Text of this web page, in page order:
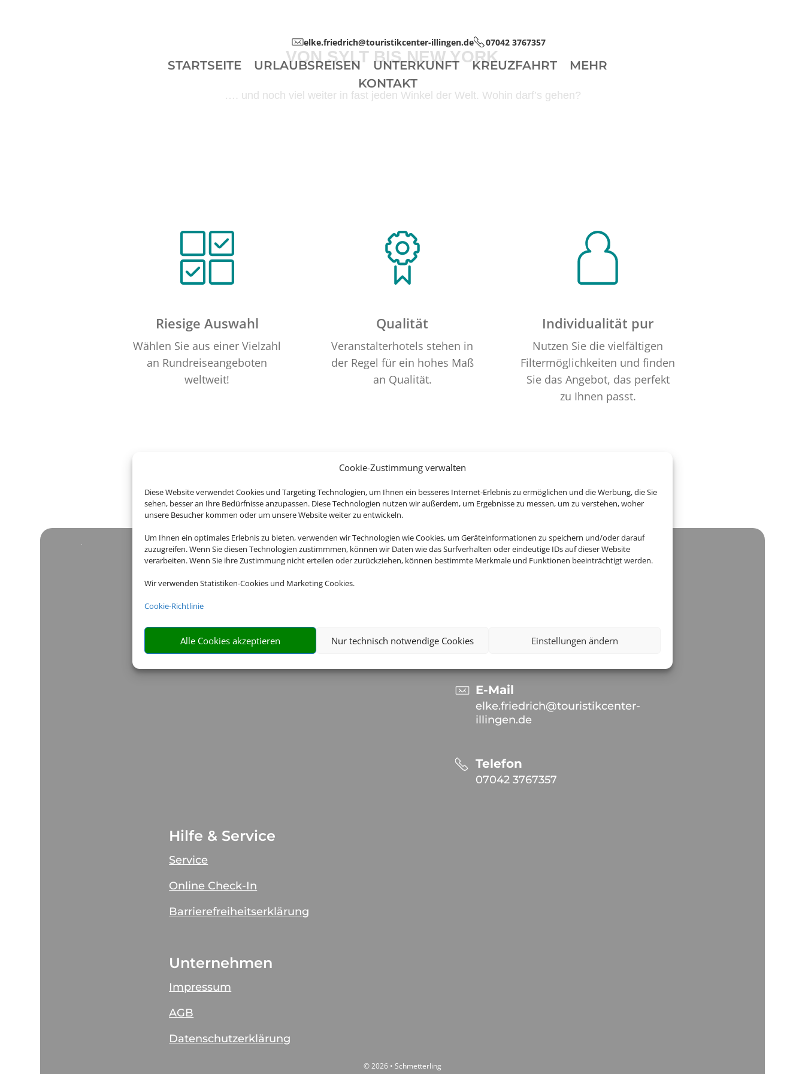
Cookie-Zustimmung verwalten
Diese Website verwendet Cookies und Targeting Technologien, um Ihnen ein besseres Internet-Erlebnis zu ermöglichen und die Werbung, die Sie
sehen, besser an Ihre Bedürfnisse anzupassen. Diese Technologien nutzen wir außerdem, um Ergebnisse zu messen, um zu verstehen, woher
unsere Besucher kommen oder um unsere Website weiter zu entwickeln.
Um Ihnen ein optimales Erlebnis zu bieten, verwenden wir Technologien wie Cookies, um Geräteinformationen zu speichern und/oder darauf
zuzugreifen. Wenn Sie diesen Technologien zustimmmen, können wir Daten wie das Surfverhalten oder eindeutige IDs auf dieser Website
verarbeiten. Wenn Sie ihre Zustimmung nicht erteilen oder zurückziehen, können bestimmte Merkmale und Funktionen beeinträchtigt werden.
Wir verwenden Statistiken-Cookies und Marketing Cookies.
Cookie-Richtlinie
Alle Cookies akzeptieren Nur technisch notwendige Cookies Einstellungen ändern
elke.friedrich@touristikcenter-illingen.de 07042 3767357
STARTSEITE URLAUBSREISEN UNTERKUNFT KREUZFAHRT
MEHR
KONTAKT
VON SYLT BIS NEW YORK …
…. und noch viel weiter in fast jeden Winkel der Welt. Wohin darf’s gehen?
Riesige Auswahl
Wählen Sie aus einer Vielzahl
an Rundreiseangeboten
weltweit!
Qualität
Veranstalterhotels stehen in
der Regel für ein hohes Maß
an Qualität.
Individualität pur
Nutzen Sie die vielfältigen
Filtermöglichkeiten und finden
Sie das Angebot, das perfekt
zu Ihnen passt.
Kontakt
75428 Illingen
E-Mail
elke.friedrich@touristikcenter-
illingen.de
Telefon
07042 3767357
Hilfe & Service
Service
Online Check-In
Barrierefreiheitserklärung
Unternehmen
Impressum
AGB
Datenschutzerklärung
© 2026 • Schmetterling